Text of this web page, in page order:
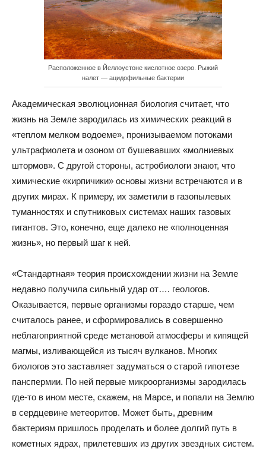
Расположенное в Йеллоустоне кислотное озеро. Рыжий
налет — ацидофильные бактерии
Академическая эволюционная биология считает, что
жизнь на Земле зародилась из химических реакций в
«теплом мелком водоеме», пронизываемом потоками
ультрафиолета и озоном от бушевавших «молниевых
штормов». С другой стороны, астробиологи знают, что
химические «кирпичики» основы жизни встречаются и в
других мирах. К примеру, их заметили в газопылевых
туманностях и спутниковых системах наших газовых
гигантов. Это, конечно, еще далеко не «полноценная
жизнь», но первый шаг к ней.
«Стандартная» теория происхождении жизни на Земле
недавно получила сильный удар от…. геологов.
Оказывается, первые организмы гораздо старше, чем
считалось ранее, и сформировались в совершенно
неблагоприятной среде метановой атмосферы и кипящей
магмы, изливающейся из тысяч вулканов. Многих
биологов это заставляет задуматься о старой гипотезе
панспермии. По ней первые микроорганизмы зародилась
где-то в ином месте, скажем, на Марсе, и попали на Землю
в сердцевине метеоритов. Может быть, древним
бактериям пришлось проделать и более долгий путь в
кометных ядрах, прилетевших из других звездных систем.